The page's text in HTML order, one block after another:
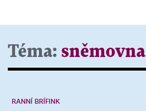
Téma: sněmovna
RANNÍ BRÍFINK